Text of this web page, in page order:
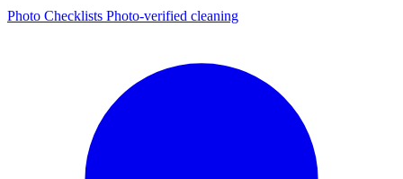
Photo Checklists Photo-verified cleaning